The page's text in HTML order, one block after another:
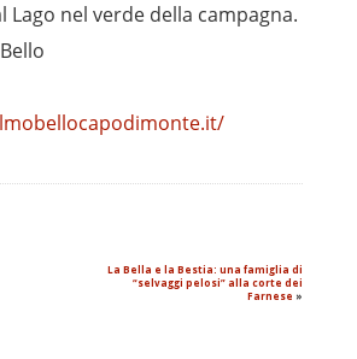
Lago nel verde della campagna.
La Bella e la Bestia: una famiglia di
“selvaggi pelosi” alla corte dei
Farnese »